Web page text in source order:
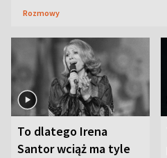
Rozmowy
To dlatego Irena
Santor wciąż ma tyle